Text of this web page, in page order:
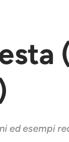
ed esempi